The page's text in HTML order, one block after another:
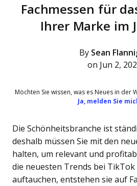
Fachmessen für
Ihrer Marke im
By Sean
on Jun 2,
Möchten Sie wissen, was es Neues in der
Ja, melden Sie
Die Schönheitsbranche ist
deshalb müssen Sie mit den
halten, um relevant und
die neuesten Trends bei TikTok
auftauchen, entstehen sie auf